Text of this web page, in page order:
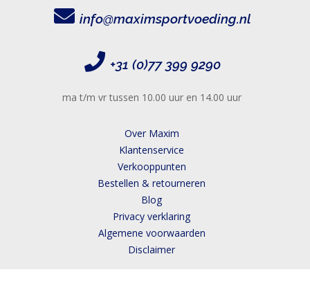
info@maximsportvoeding.nl
+31 (0)77 399 9290
ma t/m vr tussen 10.00 uur en 14.00 uur
Over Maxim
Klantenservice
Verkooppunten
Bestellen & retourneren
Blog
Privacy verklaring
Algemene voorwaarden
Disclaimer